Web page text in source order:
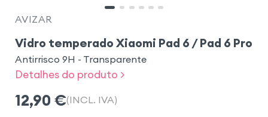
AVIZAR
Vidro temperado Xiaomi Pad 6 / Pad 6 Pro
Antirrisco 9H - Transparente
Detalhes do produto >
12,90 €(INCL. IVA)